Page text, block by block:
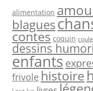
alimentation
blagues
contes coquin
dessins
enfants
frivole histoire